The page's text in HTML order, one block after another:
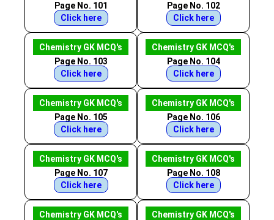
Page No. 101
Click here
Page No. 102
Click here
Chemistry GK MCQ's
Page No. 103
Click here
Chemistry GK MCQ's
Page No. 104
Click here
Chemistry GK MCQ's
Page No. 105
Click here
Chemistry GK MCQ's
Page No. 106
Click here
Chemistry GK MCQ's
Page No. 107
Click here
Chemistry GK MCQ's
Page No. 108
Click here
Chemistry GK MCQ's
Chemistry GK MCQ's